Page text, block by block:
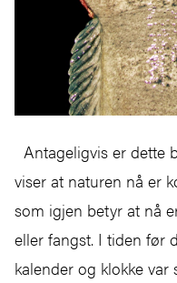
Antageligvis er dette
viser at naturen nå er
som igjen betyr at nå
eller fangst. I tiden før
kalender og klokke